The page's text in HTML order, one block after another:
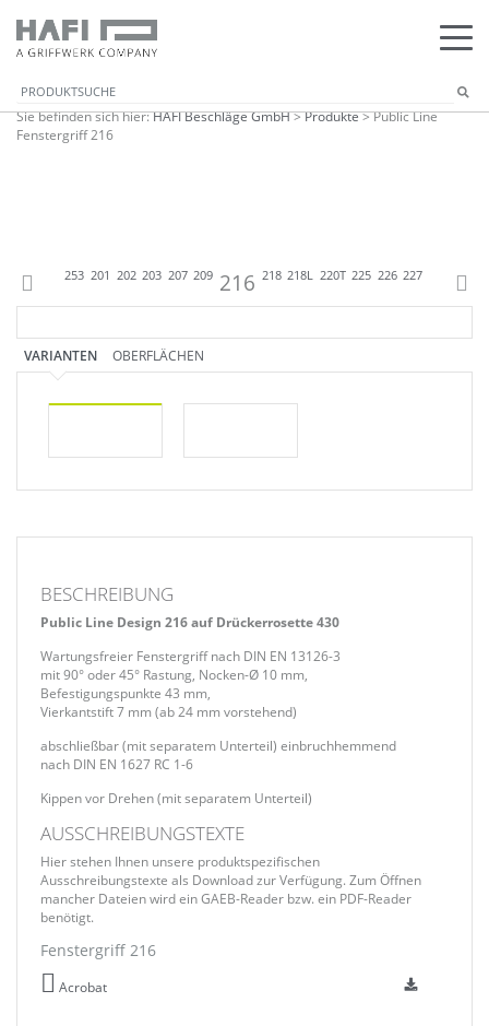
Sie befinden sich hier:HAFI Beschläge GmbH>Produkte>Public Line
Fenstergriff 216
248 253 201 202 203 207 209 216 218 218L 220T 225 226 227 233
VARIANTEN OBERFLÄCHEN
BESCHREIBUNG
Public Line Design 216 auf Drückerrosette 430
Wartungsfreier Fenstergriff nach DIN EN 13126-3
mit 90° oder 45° Rastung, Nocken-Ø 10 mm,
Befestigungspunkte 43 mm,
Vierkantstift 7 mm (ab 24 mm vorstehend)
abschließbar (mit separatem Unterteil) einbruchhemmend
nach DIN EN 1627 RC 1-6
Kippen vor Drehen (mit separatem Unterteil)
AUSSCHREIBUNGSTEXTE
Hier stehen Ihnen unsere produktspezifischen
Ausschreibungstexte als Download zur Verfügung. Zum Öffnen
mancher Dateien wird ein GAEB-Reader bzw. ein PDF-Reader
benötigt.
Fenstergriff 216
Acrobat